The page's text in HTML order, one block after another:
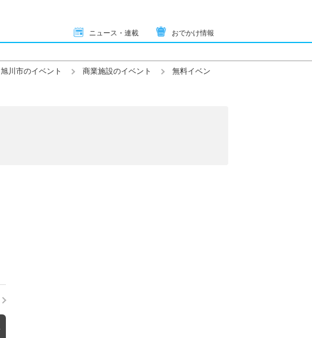
ニュース・連載 おでかけ情報
旭川市のイベント 商業施設のイベント 無料イベン